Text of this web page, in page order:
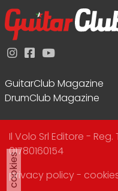
GuitarClub Magazine
DrumClub Magazine
Il Volo Srl Editore - Reg.
01780160154
privacy policy-
cookies